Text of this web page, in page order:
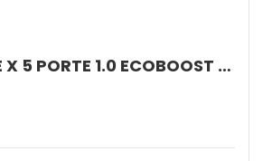
PUMA ST-LINE X 5 PORTE 1.0 ECOBOOST HYBRID 125CV MANUALE A 6 RAPPORTI